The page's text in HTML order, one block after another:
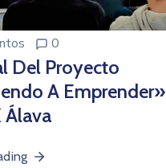
0
Del Proyecto
A Emprender»
Álava